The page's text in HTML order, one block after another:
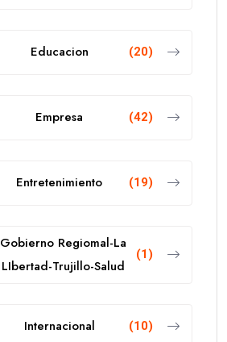
Educacion (20)
Empresa (42)
Entretenimiento (19)
Gobierno Regiomal-La
LIbertad-Trujillo-Salud
(1)
Internacional (10)